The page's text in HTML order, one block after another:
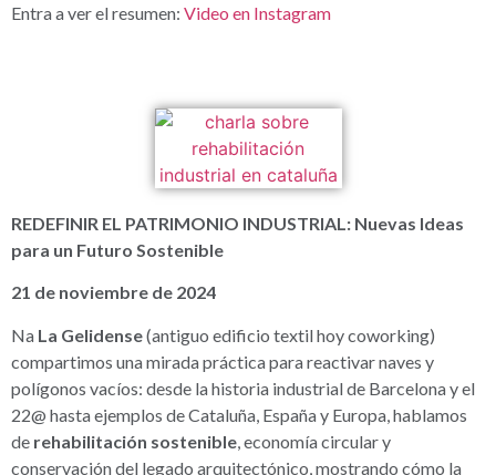
Entra a ver el resumen: Video en Instagram
REDEFINIR EL PATRIMONIO INDUSTRIAL: Nuevas Ideas
para un Futuro Sostenible
21 de noviembre de 2024
Na La Gelidense(antiguo edificio textil hoy coworking)
compartimos una mirada práctica para reactivar naves y
polígonos vacíos: desde la historia industrial de Barcelona y el
22@ hasta ejemplos de Cataluña, España y Europa, hablamos
de rehabilitación sostenible , economía circular y
conservación del legado arquitectónico, mostrando cómo la